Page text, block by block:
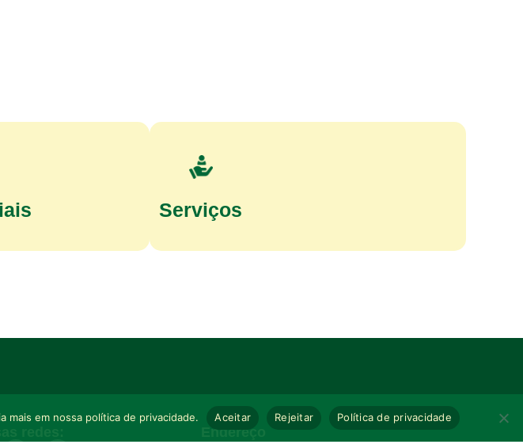
Serviços
Endereço
mais em nossa política de privacidade. Aceitar Rejeitar Política de privacidade